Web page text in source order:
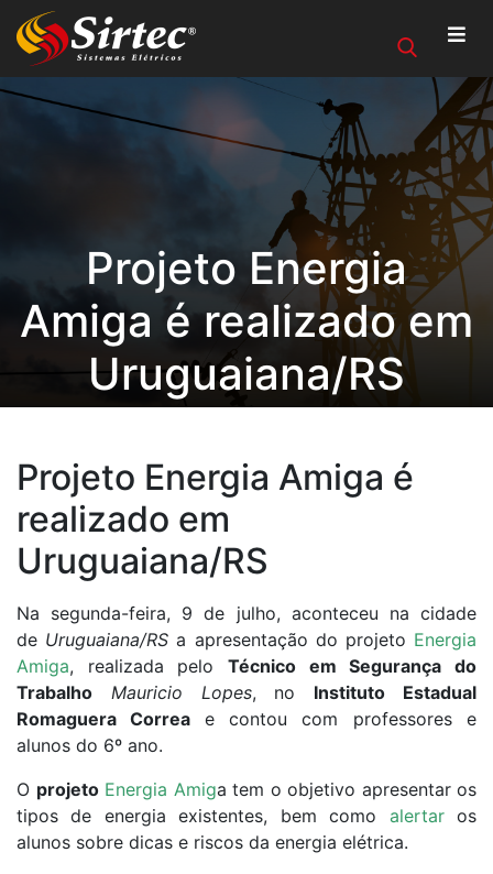
Projeto Energia
Amiga é realizado em
Uruguaiana/RS
Projeto Energia Amiga é
realizado em
Uruguaiana/RS
Na segunda-feira, 9 de julho, aconteceu na cidade
de Uruguaiana/RS a apresentação do projeto Energia
Amiga, realizada pelo Técnico em Segurança do
Trabalho
Mauricio Lopes, no Instituto Estadual
Romaguera Correa e contou com professores e
alunos do 6º ano.
O projeto Energia Amiga tem o objetivo apresentar os
tipos de energia existentes, bem como alertaros
alunos sobre dicas e riscos da energia elétrica.